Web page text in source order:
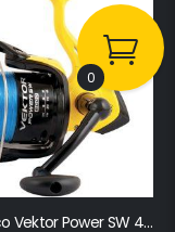
Trabucco Vektor Power SW 4000 + najlon
0